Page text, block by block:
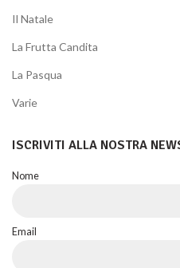
Il Natale
La Frutta Candita
La Pasqua
Varie
ISCRIVITI ALLA NOSTRA
Nome
Email